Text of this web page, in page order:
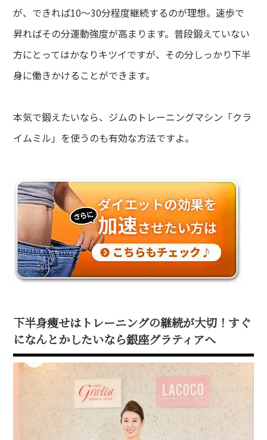
が、できれば10～30分程度継続するのが理想。速歩で
昇ればその分運動強度が高まります。普段鍛えていない
方にとってはかなりキツイですが、その分しっかり下半
身に働きかけることができます。
本気で鍛えたいなら、ジムのトレーニングマシン「クラ
イムミル」を使うのも有効な方法ですよ。
下半身痩せはトレーニングの継続が大切！すぐ
になんとかしたいなら銀座グラティアへ